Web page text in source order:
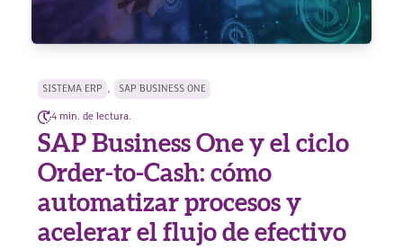
SISTEMA ERP , SAP BUSINESS ONE
4 min. de lectura.
SAP Business One y el ciclo
Order-to-Cash: cómo
automatizar procesos y
acelerar el flujo de efectivo